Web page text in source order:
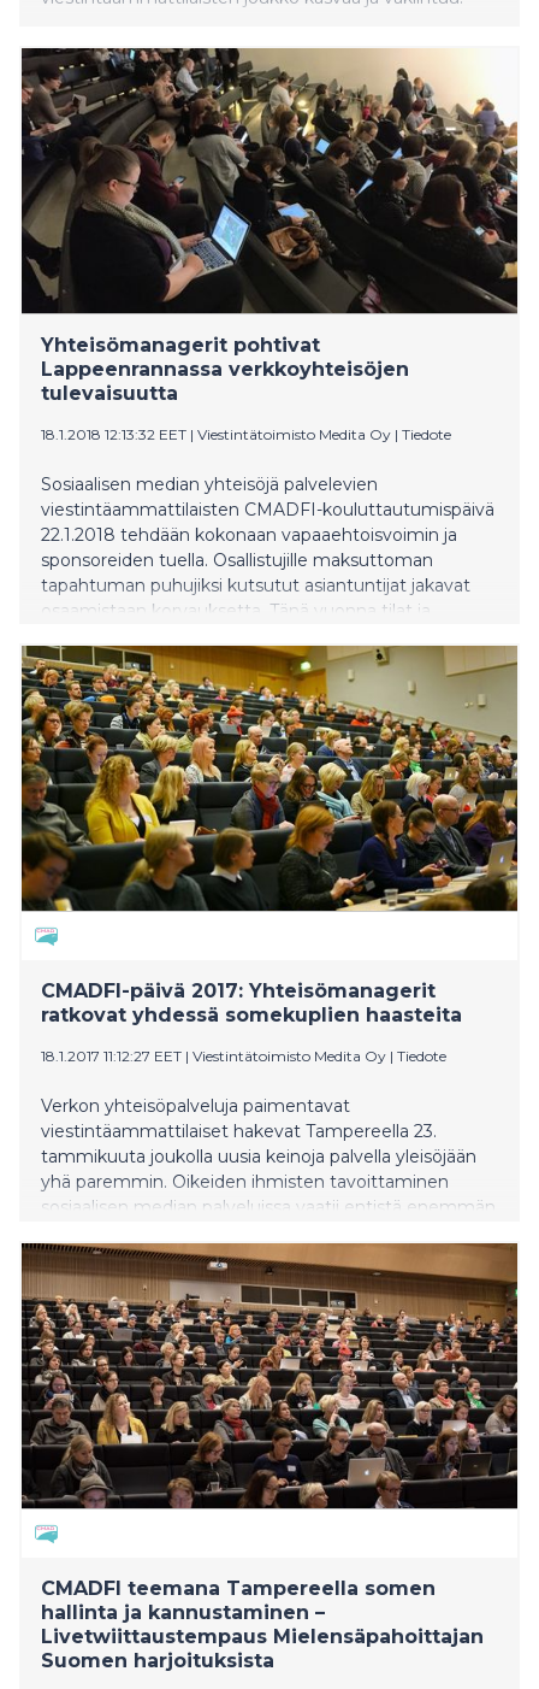
Yhteisömanagerit pohtivat
Lappeenrannassa verkkoyhteisöjen
tulevaisuutta
18.1.2018 12:13:32 EET | Viestintätoimisto Medita Oy | Tiedote
Sosiaalisen median yhteisöjä palvelevien
viestintäammattilaisten CMADFI-kouluttautumispäivä
22.1.2018 tehdään kokonaan vapaaehtoisvoimin ja
sponsoreiden tuella. Osallistujille maksuttoman
tapahtuman puhujiksi kutsutut asiantuntijat jakavat
osaamistaan korvauksetta. Tänä vuonna tilat ja
teknillinen yliopisto.
CMADFI-päivä 2017: Yhteisömanagerit
ratkovat yhdessä somekuplien haasteita
18.1.2017 11:12:27 EET | Viestintätoimisto Medita Oy | Tiedote
Verkon yhteisöpalveluja paimentavat
viestintäammattilaiset hakevat Tampereella 23.
tammikuuta joukolla uusia keinoja palvella yleisöjään
yhä paremmin. Oikeiden ihmisten tavoittaminen
sosiaalisen median palveluissa vaatii entistä enemmän
pienempiä piirejään ja kaihtaa ammattimaisia
kaupallisia tai muita vaikutuspyrkimyksiä.
CMADFI teemana Tampereella somen
hallinta ja kannustaminen –
Livetwiittaustempaus Mielensäpahoittajan
Suomen harjoituksista